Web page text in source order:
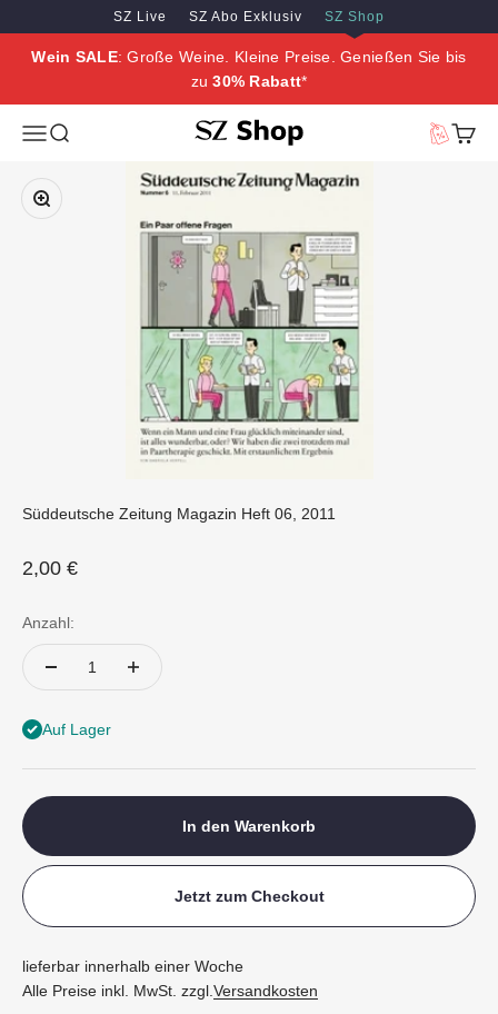
Zum Inhalt springen
Zum Hauptinhalt springen
SZ Live SZ Abo Exklusiv SZ Shop
Wein SALE: Große Weine. Kleine Preise. Genießen Sie bis
zu30% Rabatt*
MenüSuche SZ Erleben
Bild vergrößern
Süddeutsche Zeitung Magazin Heft 06, 2011
Angebot
2,00 €
Anzahl:
Auf Lager
In den Warenkorb
Jetzt zum Checkout
lieferbar innerhalb einer Woche
Alle Preise inkl. MwSt. zzgl. Versandkosten